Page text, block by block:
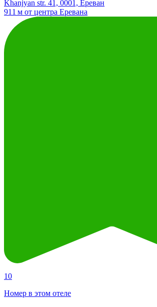
Khanjyan str. 41, 0001, Ереван
911 м от центра Еревана
10
Номер в этом отеле